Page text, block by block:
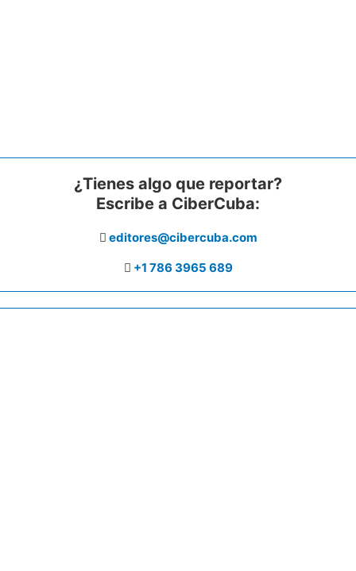
¿Tienes algo que reportar?
Escribe a CiberCuba:
editores@cibercuba.com
+1 786 3965 689